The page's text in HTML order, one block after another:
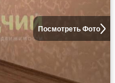
Посмотреть Фото